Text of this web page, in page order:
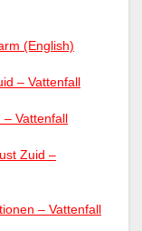
(English)
– Vattenfall
– Vattenfall
Zuid –
– Vattenfall